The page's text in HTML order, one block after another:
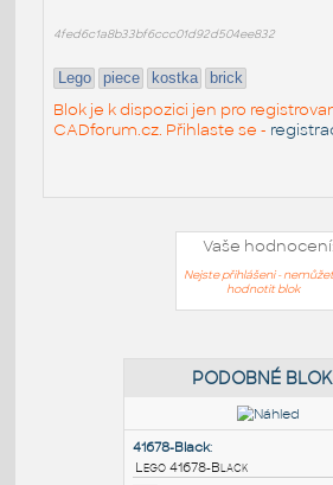
4fed6c1a8b33bf6ccc01d92d504ee832
Lego piece kostka brick
Blok je k dispozici jen pro
CADforum.cz. Přihlaste se -
Vaše hodnocení:
Nejste přihlášeni -
hodnotit blok